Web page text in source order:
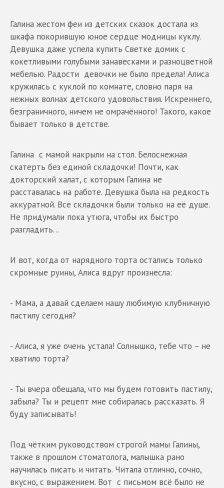
Галина жестом феи из детских сказок достала из
шкафа покорившую юное сердце модницы куклу.
Девушка даже успела купить Светке домик с
кокетливыми голубыми занавесками и разноцветной
мебелью. Радости девочки не было предела! Алиса
кружилась с куклой по комнате, словно паря на
нежных волнах детского удовольствия. Искреннего,
безграничного, ничем не омрачённого! Такого, какое
бывает только в детстве.
Галина с мамой накрыли на стол. Белоснежная
скатерть без единой складочки! Почти, как
докторский халат, с которым Галина не
расставалась на работе. Девушка была на редкость
аккуратной. Все складочки были только на её душе.
Не придумали пока утюга, чтобы их быстро
разгладить…
И вот, когда от нарядного торта остались только
скромные руины, Алиса вдруг произнесла:
- Мама, а давай сделаем нашу любимую клубничную
пастилу сегодня?
- Алиса, я уже очень устала! Солнышко, тебе что – не
хватило торта?
- Ты вчера обещала, что мы будем готовить пастилу,
забыла? Ты и рецепт мне собиралась рассказать. Я
буду записывать!
Под чётким руководством строгой мамы Галины,
также в прошлом стоматолога, малышка рано
научилась писать и читать. Читала отлично, сочно,
вкусно, с выражением. Вот с письмом всё было не